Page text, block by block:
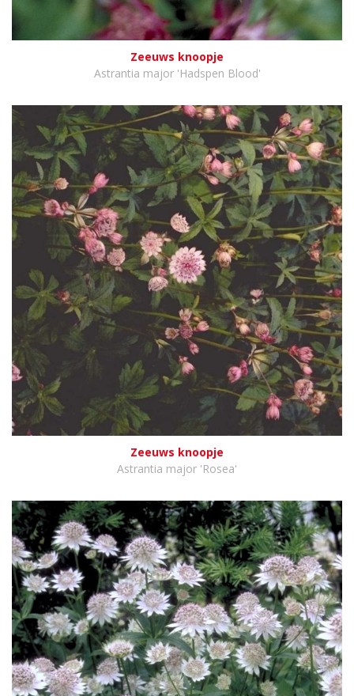
Zeeuws knoopje
Astrantia major 'Hadspen Blood'
Zeeuws knoopje
Astrantia major 'Rosea'